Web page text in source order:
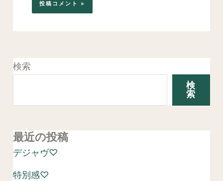
検索
検
索
最近の投稿
デジャヴ♡
特別感♡